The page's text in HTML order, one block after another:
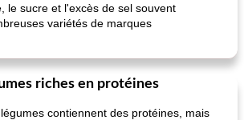
le sucre et l'excès de sel souvent
variétés de marques
riches en protéines
contiennent des protéines, mais